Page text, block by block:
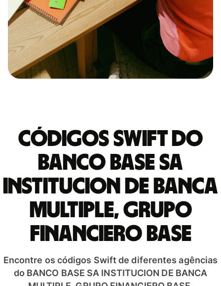
Códigos Swift do
BANCO BASE SA
INSTITUCION DE BANCA
MULTIPLE, GRUPO
FINANCIERO BASE
Encontre os códigos Swift de diferentes agências
do BANCO BASE SA INSTITUCION DE BANCA